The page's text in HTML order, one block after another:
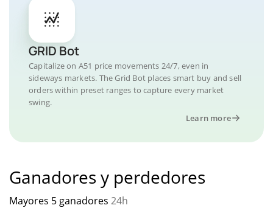
GRID Bot
Capitalize on A51 price movements 24/7, even in
sideways markets. The Grid Bot places smart buy and sell
orders within preset ranges to capture every market
swing.
Learn more
Ganadores y perdedores
Mayores 5 ganadores 24h